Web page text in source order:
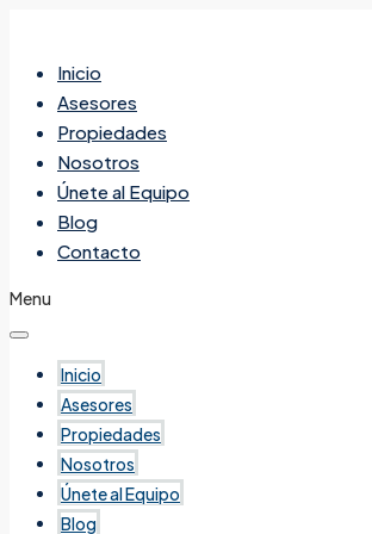
Inicio
Asesores
Propiedades
Nosotros
Únete al Equipo
Blog
Contacto
Menu
Inicio
Asesores
Propiedades
Nosotros
Únete al Equipo
Blog